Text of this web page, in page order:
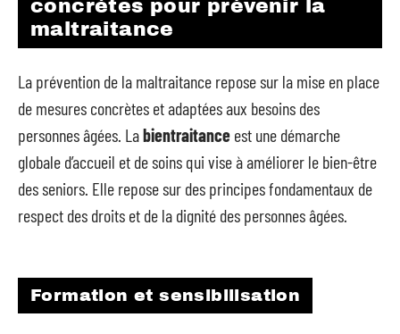
concrètes pour prévenir la
maltraitance
La prévention de la maltraitance repose sur la mise en place
de mesures concrètes et adaptées aux besoins des
personnes âgées. Labientraitance est une démarche
globale d’accueil et de soins qui vise à améliorer le bien-être
des seniors. Elle repose sur des principes fondamentaux de
respect des droits et de la dignité des personnes âgées.
Formation et sensibilisation